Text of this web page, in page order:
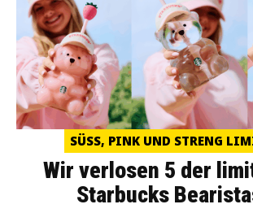
SÜSS, PINK UND STRENG
Wir verlosen 5 der
Starbucks